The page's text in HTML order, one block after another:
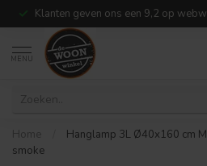
Klanten geven ons een 9,2 op
MENU
Home
Hanglamp 3L Ø40x160 cm
smoke